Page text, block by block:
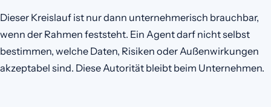
Dieser Kreislauf ist nur dann unternehmerisch brauchbar,
wenn der Rahmen feststeht. Ein Agent darf nicht selbst
bestimmen, welche Daten, Risiken oder Außenwirkungen
akzeptabel sind. Diese Autorität bleibt beim Unternehmen.